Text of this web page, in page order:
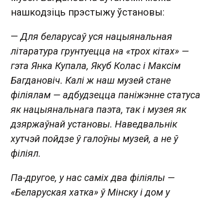
нашкодзіць прэстыжу ўстановы:
—Для беларусаў уся нацыянальная
літаратура грунтуецца на «трох кітах» —
гэта Янка Купала, Якуб Колас і Максім
Багдановіч. Калі ж наш музей стане
філіялам — адбудзецца паніжэнне статуса
як нацыянальнага паэта, так і музея як
дзяржаўнай установы. Наведвальнік
хутчэй пойдзе ў галоўны музей, а не ў
філіял.
Па-другое, у нас саміх два філіялы —
«Беларуская хатка» ў Мінску і дом у